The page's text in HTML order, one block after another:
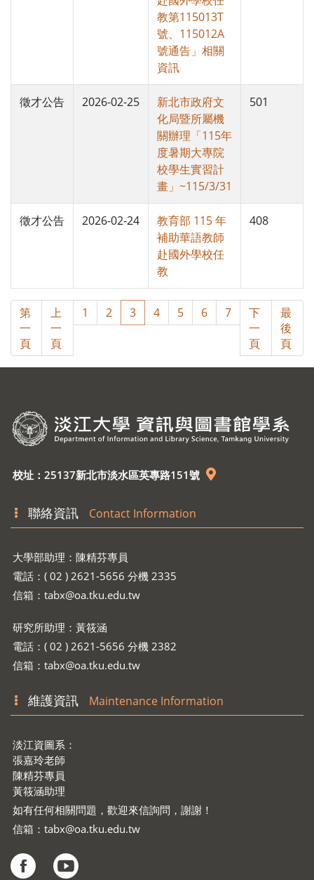
教第115013T
號、115012A
號通告」相關
資訊
徵才公告 2026-02-25
新北市政府文
化局暨所屬機
關辦理「115年
度暑期大專院
校學生實習計
畫」~115/3/31
501
徵才公告 2026-02-24
教育部 115 年
補助華語教師
赴國外學校任
教
408
第
一
頁
上
一
頁
1 2 3 4 5 6 7
下
一
頁
最
後
頁
校址：25137新北市淡水區英專路151號
聯絡資訊 Contact Information
大學部助理：陳精芬專員
電話：( 02 ) 2621-5656 分機 2335
信箱： tabx@oa.tku.edu.tw
研究所助理：黃筱涵
電話：( 02 ) 2621-5656 分機 2382
信箱： tabx@oa.tku.edu.tw
維護資訊 Maintenance Information
淡江資圖系：
張嘉玲老師
陳精芬專員
黃筱涵助理
如有任何相關問題，歡迎來信詢問，謝謝！
信箱： tabx@oa.tku.edu.tw